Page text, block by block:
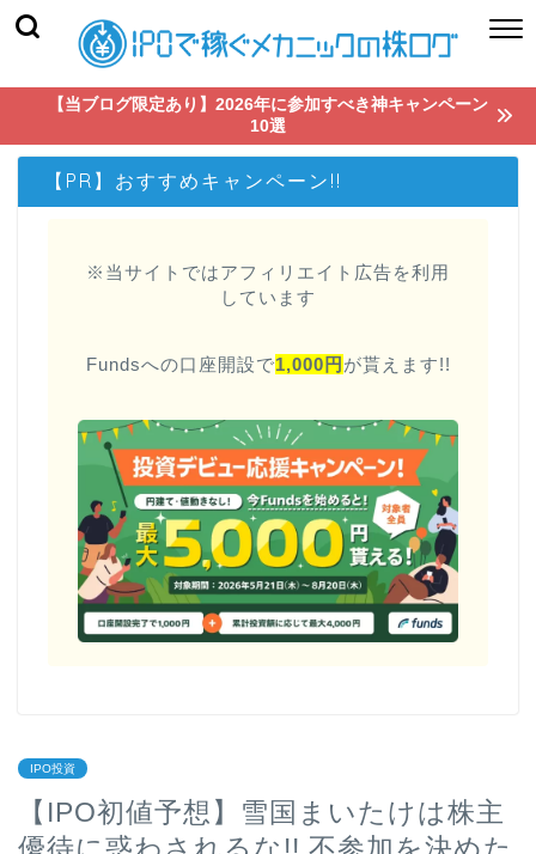
【当ブログ限定あり】2026年に参加すべき神キャンペーン
10選
【PR】おすすめキャンペーン!!
※当サイトではアフィリエイト広告を利用
しています
Fundsへの口座開設で1,000円 が貰えます!!
IPO投資
【IPO初値予想】雪国まいたけは株主